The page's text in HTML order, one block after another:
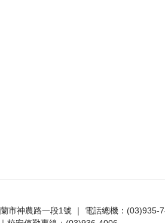
市神農路一段1號 ｜ 電話總機：(03)935-